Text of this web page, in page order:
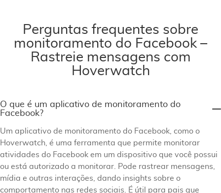
Perguntas frequentes sobre
monitoramento do Facebook –
Rastreie mensagens com
Hoverwatch
O que é um aplicativo de monitoramento do
Facebook?
Um aplicativo de monitoramento do Facebook, como o
Hoverwatch, é uma ferramenta que permite monitorar
atividades do Facebook em um dispositivo que você possui
ou está autorizado a monitorar. Pode rastrear mensagens,
mídia e outras interações, dando insights sobre o
comportamento nas redes sociais. É útil para pais que